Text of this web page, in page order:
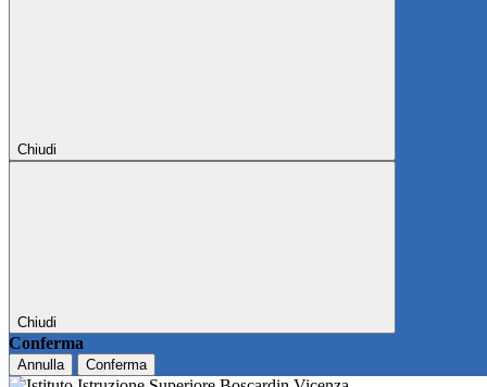
Chiudi
Chiudi
Conferma
Annulla Conferma